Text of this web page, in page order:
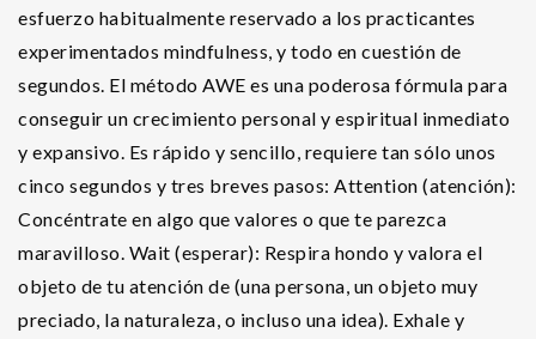
esfuerzo habitualmente reservado a los practicantes
experimentados mindfulness, y todo en cuestión de
segundos. El método AWE es una poderosa fórmula para
conseguir un crecimiento personal y espiritual inmediato
y expansivo. Es rápido y sencillo, requiere tan sólo unos
cinco segundos y tres breves pasos: Attention (atención):
Concéntrate en algo que valores o que te parezca
maravilloso. Wait (esperar): Respira hondo y valora el
objeto de tu atención de (una persona, un objeto muy
preciado, la naturaleza, o incluso una idea). Exhale y